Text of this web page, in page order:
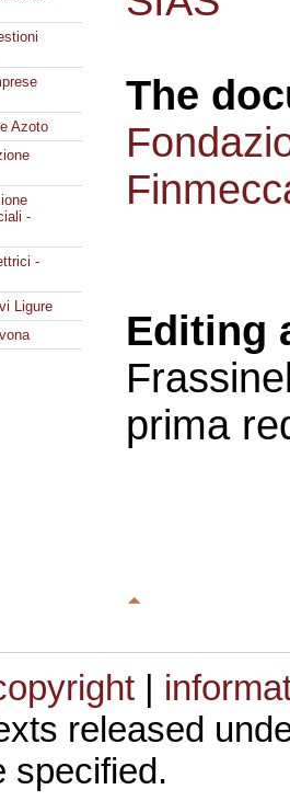
Azoto
-
-
Ligure
The
Editing
prima
|
released
specified.